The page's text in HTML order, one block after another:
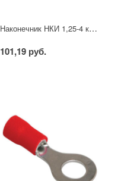
Наконечник НКИ 1,25-4 кольцо 0,5-1,5мм (20шт/упак) IEK
101,19 руб.